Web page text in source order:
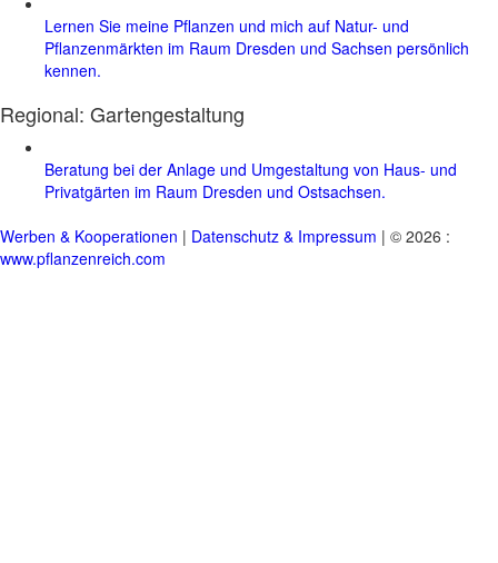
Lernen Sie meine Pflanzen und mich auf Natur- und
Pflanzenmärkten im Raum Dresden und Sachsen persönlich
kennen.
Regional: Gartengestaltung
Beratung bei der Anlage und Umgestaltung von Haus- und
Privatgärten im Raum Dresden und Ostsachsen.
Werben & Kooperationen | Datenschutz & Impressum | © 2026 :
www.pflanzenreich.com